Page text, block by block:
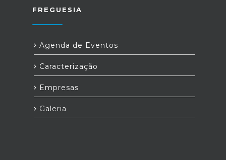
FREGUESIA
Agenda de Eventos
Caracterização
Empresas
Galeria